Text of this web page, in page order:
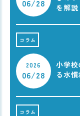
06/28
を解説
コラム
2026
06/28
小学
る水
コラム